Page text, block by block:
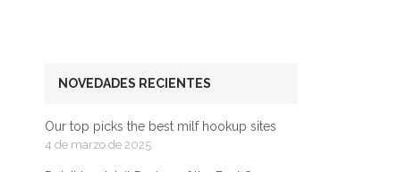
NOVEDADES RECIENTES
Our top picks the best milf hookup sites
4 de marzo de 2025